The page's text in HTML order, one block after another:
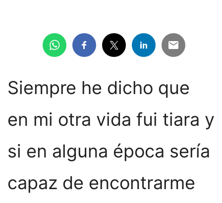
Siempre he dicho que
en mi otra vida fui tiara y
si en alguna época sería
capaz de encontrarme